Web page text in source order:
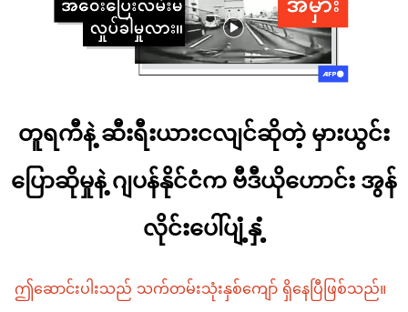
တူရကီနဲ့ ဆီးရီးယားငလျင်ဆိုတဲ့ မှားယွင်း
ပြောဆိုမှုနဲ့ ဂျပန်နိုင်ငံက ဗီဒီယိုဟောင်း အွန်
လိုင်းပေါ်ပျံ့နှံ့
ဤဆောင်းပါးသည် သက်တမ်းသုံးနှစ်ကျော် ရှိနေပြီဖြစ်သည်။